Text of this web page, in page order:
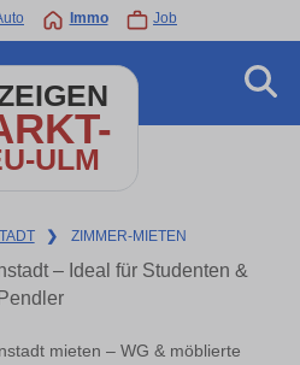
Immo Job
ULM
❯ ZIMMER-MIETEN
– Ideal für Studenten &
Pendler
mieten – WG & möblierte